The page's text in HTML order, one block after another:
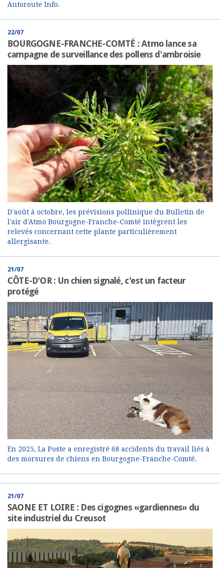
Autoroute Info.
22/07
BOURGOGNE-FRANCHE-COMTÉ : Atmo lance sa
campagne de surveillance des pollens d'ambroisie
D'août à octobre, les prévisions pollinique du Bulletin de
l'air d'Atmo Bourgogne-Franche-Comté intègrent les
relevés concernant cette plante particulièrement
allergisante.
21/07
CÔTE-D'OR : Un chien signalé, c'est un facteur
protégé
En 2025, La Poste a enregistré 68 accidents du travail liés à
des morsures de chiens en Bourgogne-Franche-Comté.
21/07
SAONE ET LOIRE : Des cigognes «gardiennes» du
site industriel du Creusot